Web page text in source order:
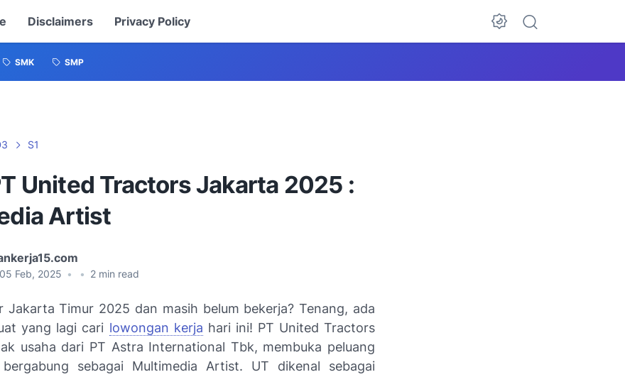
Disclaimers Privacy Policy
SMK SMP
S1
United Tractors Jakarta 2025 :
Artist
05 Feb, 2025 • • 2 min read
Jakarta Timur 2025 dan masih belum bekerja? Tenang, ada
yang lagi cari lowongan kerja hari ini! PT United Tractors
usaha dari PT Astra International Tbk, membuka peluang
sebagai Multimedia Artist. UT dikenal sebagai